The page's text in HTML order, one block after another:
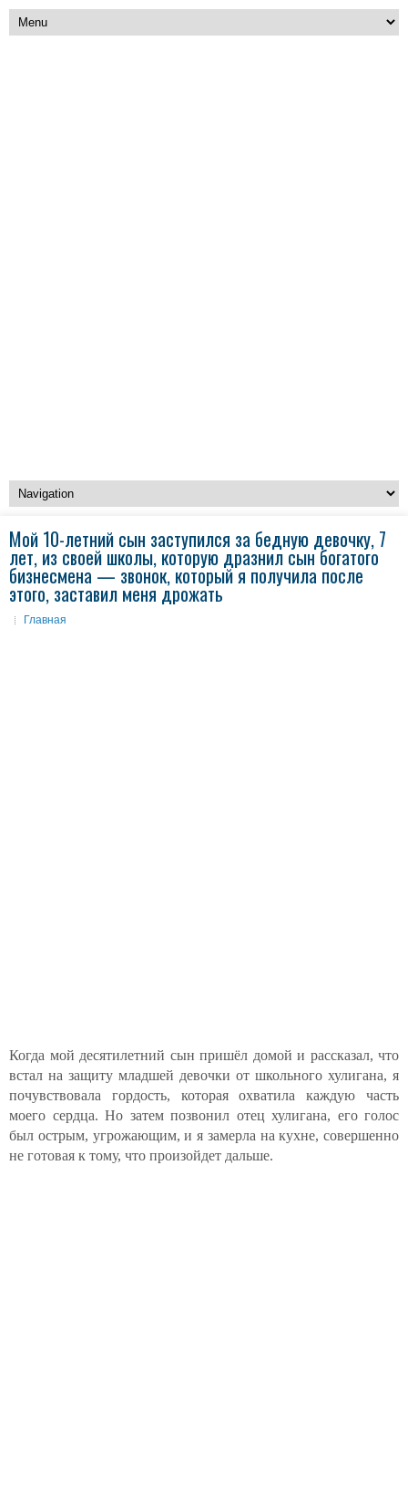
Мой 10-летний сын заступился за бедную девочку, 7
лет, из своей школы, которую дразнил сын богатого
бизнесмена — звонок, который я получила после
этого, заставил меня дрожать
Главная
Когда мой десятилетний сын пришёл домой и рассказал, что
встал на защиту младшей девочки от школьного хулигана, я
почувствовала гордость, которая охватила каждую часть
моего сердца. Но затем позвонил отец хулигана, его голос
был острым, угрожающим, и я замерла на кухне, совершенно
не готовая к тому, что произойдет дальше.